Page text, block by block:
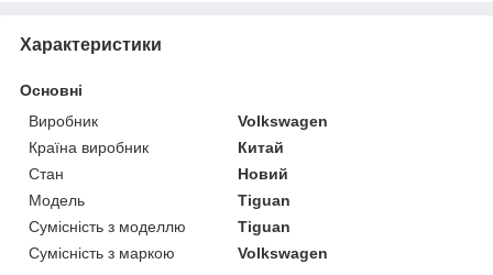
Характеристики
Основні
Виробник
Volkswagen
Країна виробник
Китай
Стан
Новий
Модель
Tiguan
Сумісність з моделлю
Tiguan
Сумісність з маркою
Volkswagen